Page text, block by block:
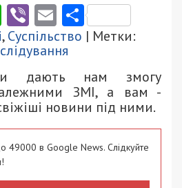
WhatsApp
ViberEmail
,Суспільство | Метки:
дають нам змогу
ЗМІ, а вам -
новини під ними.
49000 в Google News. Слідкуйте